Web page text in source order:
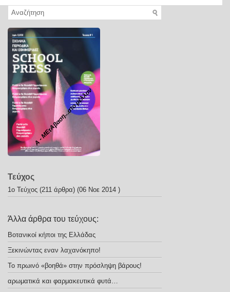
Α - ΜΕτΑβαση...στο μέλλον
Τεύχος
1ο Τεύχος (211 άρθρα) (06 Νοε 2014 )
Άλλα άρθρα του τεύχους:
Βοτανικοί κήποι της Ελλάδας
Ξεκινώντας εναν λαχανόκηπο!
Το πρωινό «βοηθά» στην πρόσληψη βάρους!
αρωματικά και φαρμακευτικά φυτά…